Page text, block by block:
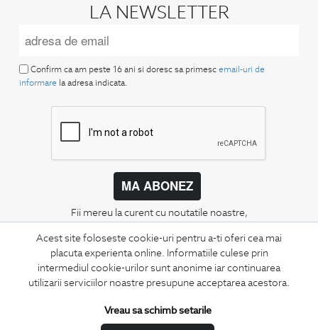
Acest site foloseste cookie-uri pentru a-ti oferi cea mai
placuta experienta online. Informatiile culese prin
intermediul cookie-urilor sunt anonime iar continuarea
utilizarii serviciilor noastre presupune acceptarea acestora.
Vreau sa schimb setarile
LA NEWSLETTER
Confirm ca am peste 16 ani si doresc sa primesc email-uri de
informare la adresa indicata.
MA ABONEZ
Fii mereu la curent cu noutatile noastre,
oferte speciale si trenduri in moda masculina.
CONCIERGE
Termeni si conditii
Securitatea datelor